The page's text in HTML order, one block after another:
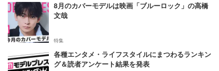
8月のカバーモデルは映画「ブルーロック」の高橋
文哉
特集
各種エンタメ・ライフスタイルにまつわるランキン
グ＆読者アンケート結果を発表